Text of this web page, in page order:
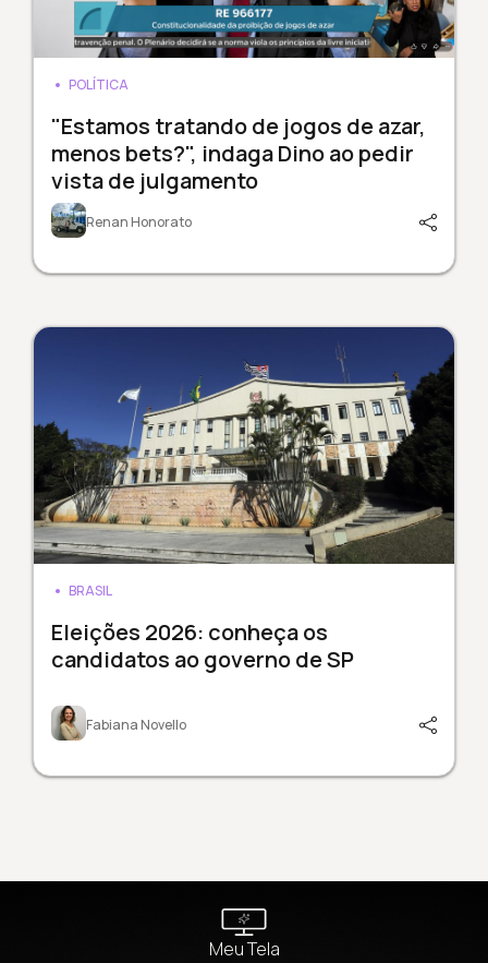
POLÍTICA
"Estamos tratando de jogos de azar,
menos bets?", indaga Dino ao pedir
vista de julgamento
Renan Honorato
BRASIL
Eleições 2026: conheça os
candidatos ao governo de SP
Fabiana Novello
Meu Tela